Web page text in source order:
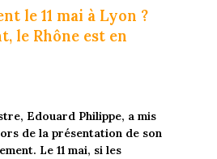
le 11 mai à Lyon ?
le Rhône est en
Edouard Philippe, a mis
de la présentation de son
Le 11 mai, si les